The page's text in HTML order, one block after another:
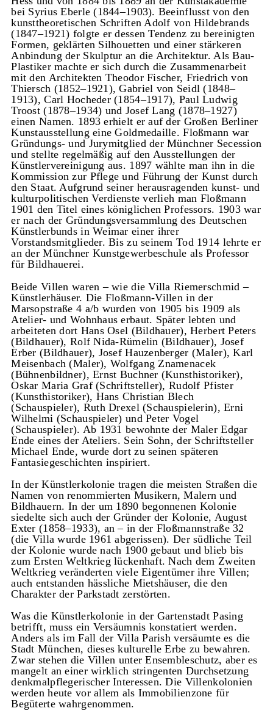
bei Syrius Eberle (1844–1903). Beeinflusst von den
kunsttheoretischen Schriften Adolf von Hildebrands
(1847–1921) folgte er dessen Tendenz zu bereinigten
Formen, geklärten Silhouetten und einer stärkeren
Anbindung der Skulptur an die Architektur. Als Bau-
Plastiker machte er sich durch die Zusammenarbeit
mit den Architekten Theodor Fischer, Friedrich von
Thiersch (1852–1921), Gabriel von Seidl (1848–
1913), Carl Hocheder (1854–1917), Paul Ludwig
Troost (1878–1934) und Josef Lang (1878–1927)
einen Namen. 1893 erhielt er auf der Großen Berliner
Kunstausstellung eine Goldmedaille. Floßmann war
Gründungs- und Jurymitglied der Münchner Secession
und stellte regelmäßig auf den Ausstellungen der
Künstlervereinigung aus. 1897 wählte man ihn in die
Kommission zur Pflege und Führung der Kunst durch
den Staat. Aufgrund seiner herausragenden kunst- und
kulturpolitischen Verdienste verlieh man Floßmann
1901 den Titel eines königlichen Professors. 1903 war
er nach der Gründungsversammlung des Deutschen
Künstlerbunds in Weimar einer ihrer
Vorstandsmitglieder. Bis zu seinem Tod 1914 lehrte er
an der Münchner Kunstgewerbeschule als Professor
für Bildhauerei.
Beide Villen waren – wie die Villa Riemerschmid –
Künstlerhäuser. Die Floßmann-Villen in der
Marsopstraße 4 a/b wurden von 1905 bis 1909 als
Atelier- und Wohnhaus erbaut. Später lebten und
arbeiteten dort Hans Osel (Bildhauer), Herbert Peters
(Bildhauer), Rolf Nida-Rümelin (Bildhauer), Josef
Erber (Bildhauer), Josef Hauzenberger (Maler), Karl
Meisenbach (Maler), Wolfgang Znamenacek
(Bühnenbildner), Ernst Buchner (Kunsthistoriker),
Oskar Maria Graf (Schriftsteller), Rudolf Pfister
(Kunsthistoriker), Hans Christian Blech
(Schauspieler), Ruth Drexel (Schauspielerin), Erni
Wilhelmi (Schauspieler) und Peter Vogel
(Schauspieler). Ab 1931 bewohnte der Maler Edgar
Ende eines der Ateliers. Sein Sohn, der Schriftsteller
Michael Ende, wurde dort zu seinen späteren
Fantasiegeschichten inspiriert.
In der Künstlerkolonie tragen die meisten Straßen die
Namen von renommierten Musikern, Malern und
Bildhauern. In der um 1890 begonnenen Kolonie
siedelte sich auch der Gründer der Kolonie, August
Exter (1858–1933), an – in der Floßmannstraße 32
(die Villa wurde 1961 abgerissen). Der südliche Teil
der Kolonie wurde nach 1900 gebaut und blieb bis
zum Ersten Weltkrieg lückenhaft. Nach dem Zweiten
Weltkrieg veränderten viele Eigentümer ihre Villen;
auch entstanden hässliche Mietshäuser, die den
Charakter der Parkstadt zerstörten.
Was die Künstlerkolonie in der Gartenstadt Pasing
betrifft, muss ein Versäumnis konstatiert werden.
Anders als im Fall der Villa Parish versäumte es die
Stadt München, dieses kulturelle Erbe zu bewahren.
Zwar stehen die Villen unter Ensembleschutz, aber es
mangelt an einer wirklich stringenten Durchsetzung
denkmalpflegerischer Interessen. Die Villenkolonien
werden heute vor allem als Immobilienzone für
Begüterte wahrgenommen.